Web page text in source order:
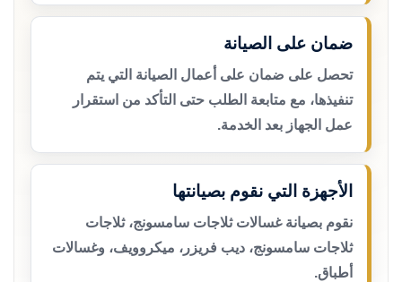
ضمان على الصيانة
تحصل على ضمان على أعمال الصيانة التي يتم
تنفيذها، مع متابعة الطلب حتى التأكد من استقرار
عمل الجهاز بعد الخدمة.
الأجهزة التي نقوم بصيانتها
نقوم بصيانة غسالات ثلاجات سامسونج، ثلاجات
ثلاجات سامسونج، ديب فريزر، ميكروويف، وغسالات
أطباق.